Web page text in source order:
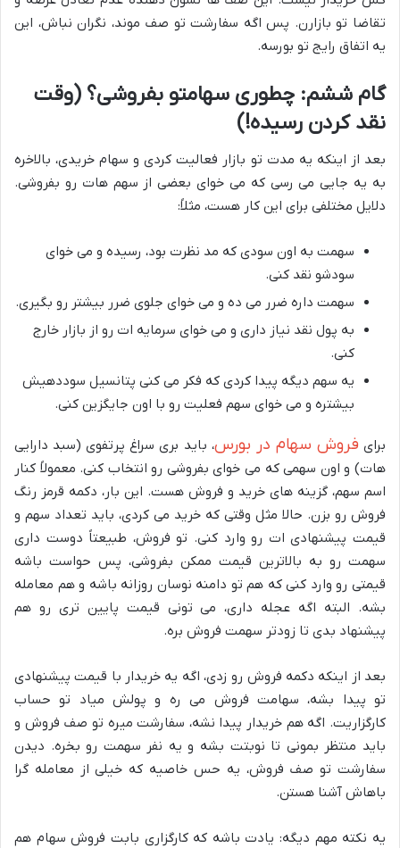
تقاضا تو بازارن. پس اگه سفارشت تو صف موند، نگران نباش، این
یه اتفاق رایج تو بورسه.
گام ششم: چطوری سهامتو بفروشی؟ (وقت
نقد کردن رسیده!)
بعد از اینکه یه مدت تو بازار فعالیت کردی و سهام خریدی، بالاخره
به یه جایی می رسی که می خوای بعضی از سهم هات رو بفروشی.
دلایل مختلفی برای این کار هست، مثلاً:
سهمت به اون سودی که مد نظرت بود، رسیده و می خوای
سودشو نقد کنی.
سهمت داره ضرر می ده و می خوای جلوی ضرر بیشتر رو بگیری.
به پول نقد نیاز داری و می خوای سرمایه ات رو از بازار خارج
کنی.
یه سهم دیگه پیدا کردی که فکر می کنی پتانسیل سوددهیش
بیشتره و می خوای سهم فعلیت رو با اون جایگزین کنی.
برای فروش سهام در بورس، باید بری سراغ پرتفوی (سبد دارایی
هات) و اون سهمی که می خوای بفروشی رو انتخاب کنی. معمولاً کنار
اسم سهم، گزینه های خرید و فروش هست. این بار، دکمه قرمز رنگ
فروش رو بزن. حالا مثل وقتی که خرید می کردی، باید تعداد سهم و
قیمت پیشنهادی ات رو وارد کنی. تو فروش، طبیعتاً دوست داری
سهمت رو به بالاترین قیمت ممکن بفروشی، پس حواست باشه
قیمتی رو وارد کنی که هم تو دامنه نوسان روزانه باشه و هم معامله
بشه. البته اگه عجله داری، می تونی قیمت پایین تری رو هم
پیشنهاد بدی تا زودتر سهمت فروش بره.
بعد از اینکه دکمه فروش رو زدی، اگه یه خریدار با قیمت پیشنهادی
تو پیدا بشه، سهامت فروش می ره و پولش میاد تو حساب
کارگزاریت. اگه هم خریدار پیدا نشه، سفارشت میره تو صف فروش و
باید منتظر بمونی تا نوبتت بشه و یه نفر سهمت رو بخره. دیدن
سفارشت تو صف فروش، یه حس خاصیه که خیلی از معامله گرا
باهاش آشنا هستن.
یه نکته مهم دیگه: یادت باشه که کارگزاری بابت فروش سهام هم